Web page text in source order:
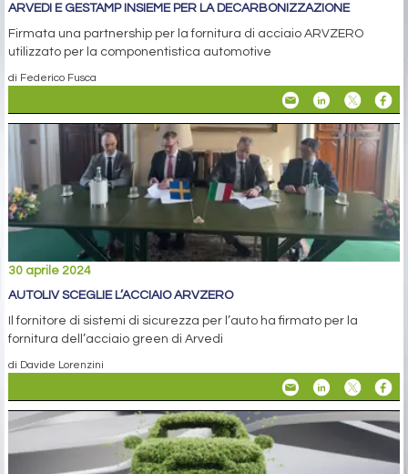
ARVEDI E GESTAMP INSIEME PER LA DECARBONIZZAZIONE
Firmata una partnership per la fornitura di acciaio ARVZERO
utilizzato per la componentistica automotive
di Federico Fusca
30 aprile 2024
AUTOLIV SCEGLIE L’ACCIAIO ARVZERO
Il fornitore di sistemi di sicurezza per l’auto ha firmato per la
fornitura dell’acciaio green di Arvedi
di Davide Lorenzini